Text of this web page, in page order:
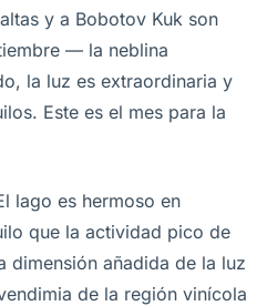
y a Bobotov Kuk son
— la neblina
la luz es extraordinaria y
Este es el mes para la
lago es hermoso en
que la actividad pico de
dimensión añadida de la luz
de la región vinícola